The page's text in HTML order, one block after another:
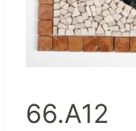
66.A12